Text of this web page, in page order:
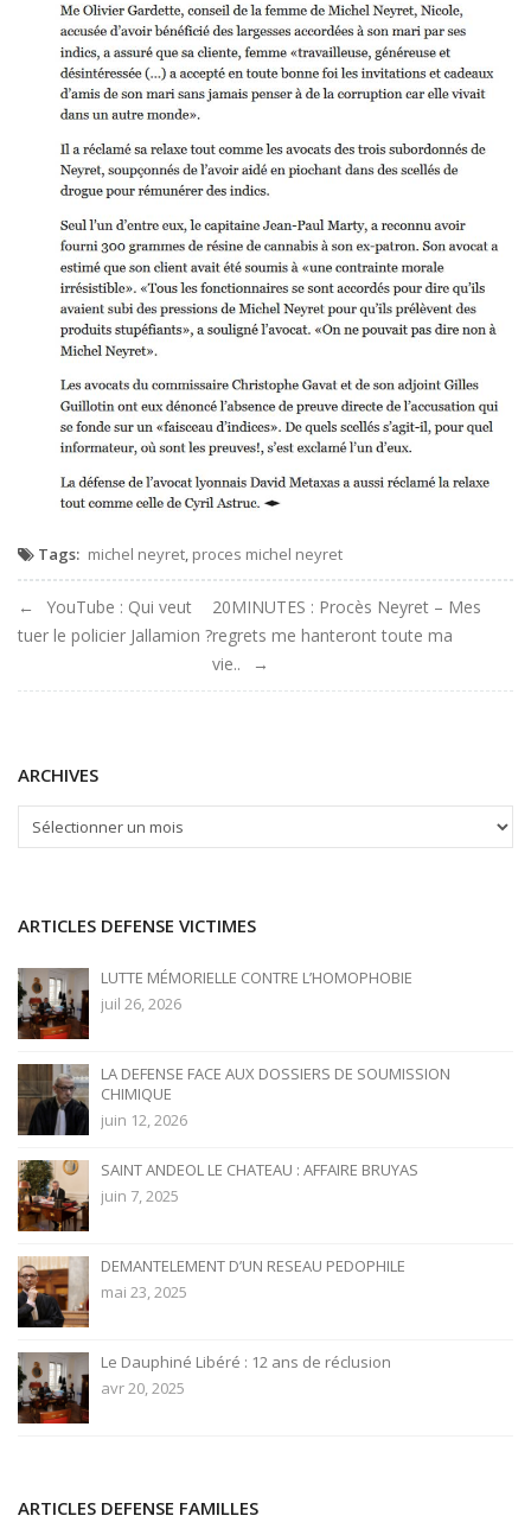
Tags: michel neyret, proces michel neyret
Navigation
YouTube : Qui veut
tuer le policier Jallamion ?
20MINUTES : Procès Neyret – Mes
regrets me hanteront toute ma
vie..
ARCHIVES
ARCHIVES
ARTICLES DEFENSE VICTIMES
LUTTE MÉMORIELLE CONTRE L’HOMOPHOBIE
juil 26, 2026
LA DEFENSE FACE AUX DOSSIERS DE SOUMISSION
CHIMIQUE
juin 12, 2026
SAINT ANDEOL LE CHATEAU : AFFAIRE BRUYAS
juin 7, 2025
DEMANTELEMENT D’UN RESEAU PEDOPHILE
mai 23, 2025
Le Dauphiné Libéré : 12 ans de réclusion
avr 20, 2025
ARTICLES DEFENSE FAMILLES